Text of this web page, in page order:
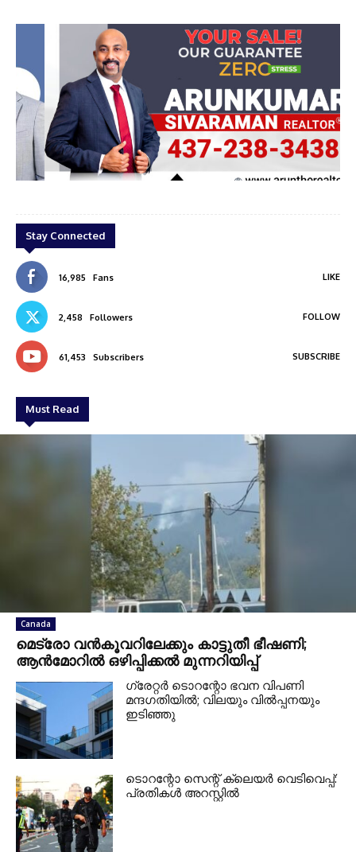
Stay Connected
16,985 Fans LIKE
2,458 Followers FOLLOW
61,453 Subscribers SUBSCRIBE
Must Read
Canada
മെട്രോ വൻകൂവറിലേക്കും കാട്ടുതീ ഭീഷണി;
ആൻമോറിൽ ഒഴിപ്പിക്കൽ മുന്നറിയിപ്പ്
ഗ്രേറ്റര്‍ ടൊറന്റോ ഭവന വിപണി
മന്ദഗതിയില്‍; വിലയും വില്‍പ്പനയും
ഇടിഞ്ഞു
ടൊറന്റോ സെന്റ് ക്ലെയര്‍ വെടിവെപ്പ്:
പ്രതികള്‍ അറസ്റ്റില്‍